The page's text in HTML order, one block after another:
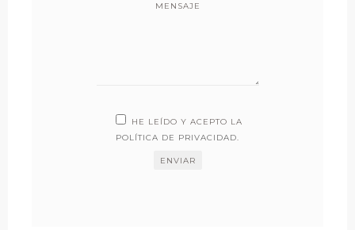
MENSAJE
HE LEÍDO Y ACEPTO LA
POLÍTICA DE PRIVACIDAD.